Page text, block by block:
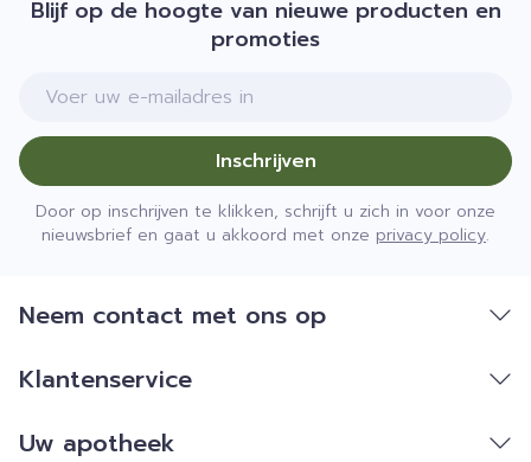
Blijf op de hoogte van nieuwe producten en
promoties
E-mail adres
Inschrijven
Door op inschrijven te klikken, schrijft u zich in voor onze
nieuwsbrief en gaat u akkoord met onze privacy policy.
Neem contact met ons op
Klantenservice
Uw apotheek